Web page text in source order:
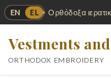
EN EL ✦ Ορθόδοξα
Vestments
ORTHODOX EMBROIDERY